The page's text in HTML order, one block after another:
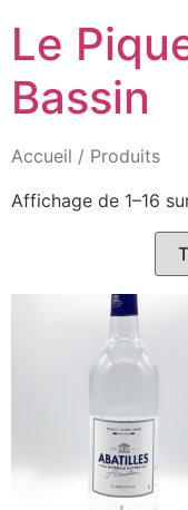
contenu
Le
Bassin
Accueil / Produits
Affichage de 1–16